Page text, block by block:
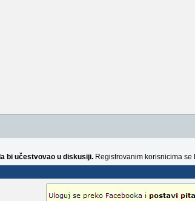
bi učestvovao u diskusiji. Registrovanim korisnicima